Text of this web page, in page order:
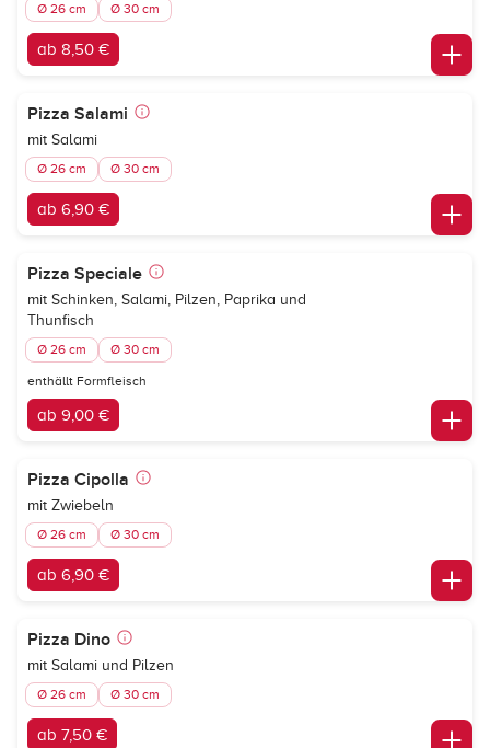
Ø 26 cm Ø 30 cm
ab 8,50 €
Pizza Salami
mit Salami
Ø 26 cm Ø 30 cm
ab 6,90 €
Pizza Speciale
mit Schinken, Salami, Pilzen, Paprika und
Thunfisch
Ø 26 cm Ø 30 cm
enthällt Formfleisch
ab 9,00 €
Pizza Cipolla
mit Zwiebeln
Ø 26 cm Ø 30 cm
ab 6,90 €
Pizza Dino
mit Salami und Pilzen
Ø 26 cm Ø 30 cm
ab 7,50 €